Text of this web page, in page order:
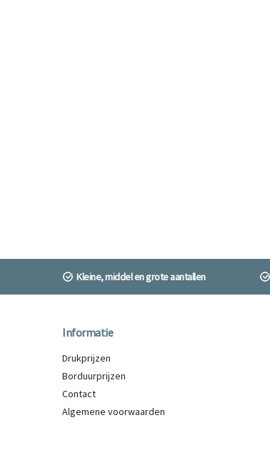
Kleine, middel en grote aantallen
Informatie
Drukprijzen
Borduurprijzen
Contact
Algemene voorwaarden